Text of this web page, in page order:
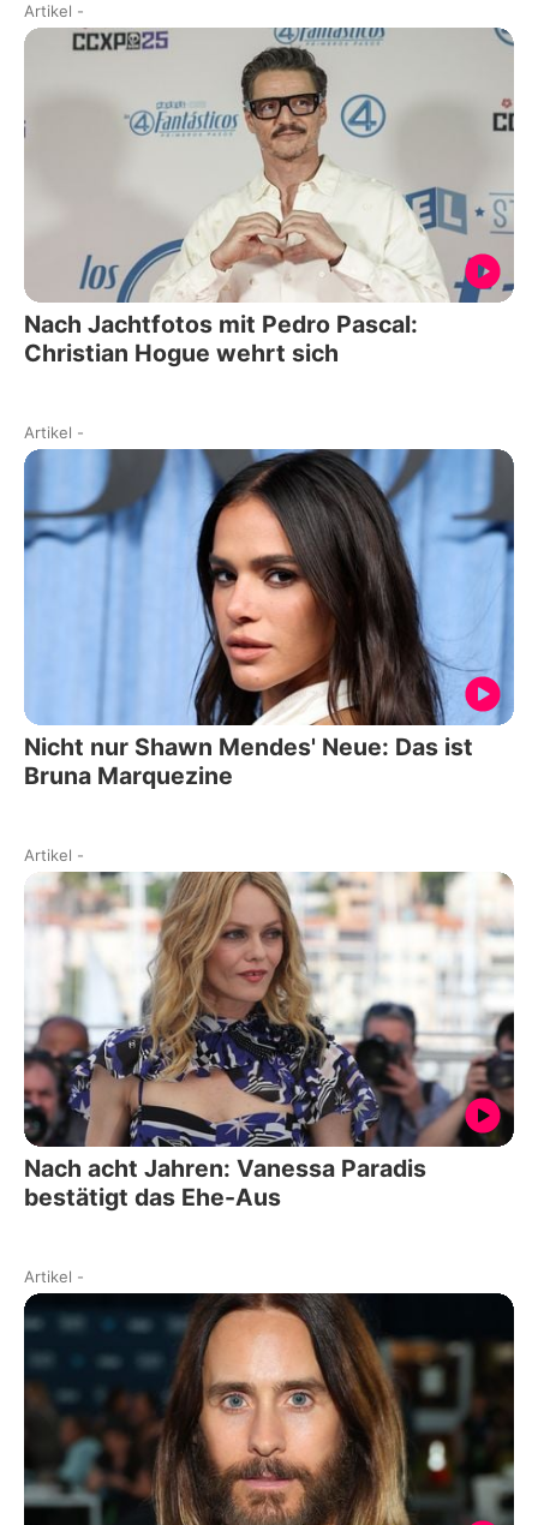
Artikel -
Nach Jachtfotos mit Pedro Pascal:
Christian Hogue wehrt sich
Artikel -
Nicht nur Shawn Mendes' Neue: Das ist
Bruna Marquezine
Artikel -
Nach acht Jahren: Vanessa Paradis
bestätigt das Ehe-Aus
Artikel -